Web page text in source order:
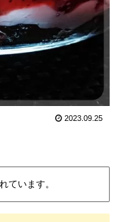
2023.09.25
ています。